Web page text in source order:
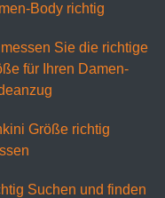
Body richtig
Sie die richtige
für Ihren Damen-
Größe richtig
Suchen und finden